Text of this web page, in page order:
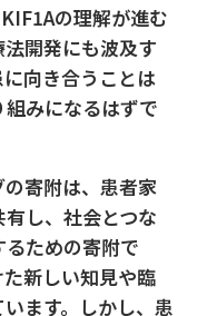
の理解が進む
開発にも波及す
向き合うことは
みになるはずで
寄附は、患者家
し、社会とつな
ための寄附で
新しい知見や臨
ます。しかし、患